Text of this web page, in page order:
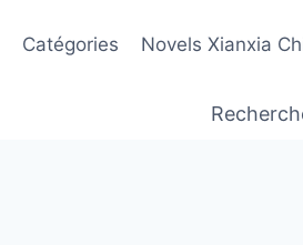
Catégories Novels Xianxia